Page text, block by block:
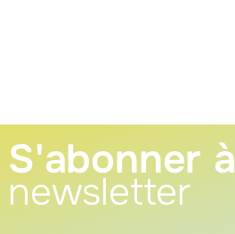
S'abonner à
newsletter